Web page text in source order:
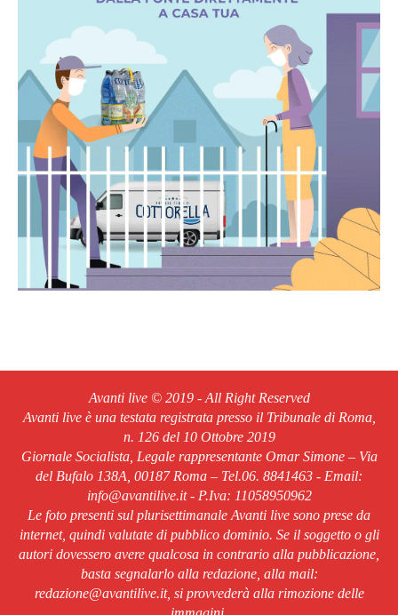
Avanti live © 2019 - All Right Reserved
Avanti live è una testata registrata presso il Tribunale di Roma,
n. 126 del 10 Ottobre 2019
Giornale Socialista, Legale rappresentante Omar Simone – Via
del Bufalo 138A, 00187 Roma – Tel.06. 8841463 - Email:
info@avantilive.it - P.Iva: 11058950962
Le foto presenti sul plurisettimanale Avanti live sono prese da
internet, quindi valutate di pubblico dominio. Se il soggetto o gli
autori dovessero avere qualcosa in contrario alla pubblicazione,
basta segnalarlo alla redazione, alla mail:
redazione@avantilive.it, si provvederà alla rimozione delle